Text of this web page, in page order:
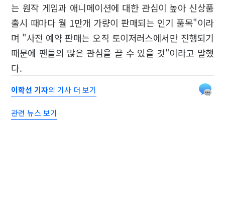
는 원작 게임과 애니메이션에 대한 관심이 높아 신상품
출시 때마다 월 1만개 가량이 판매되는 인기 품목"이라
며 "사전 예약 판매는 오직 토이저러스에서만 진행되기
때문에 팬들의 많은 관심을 끌 수 있을 것"이라고 말했
다.
이학선 기자의 기사 더 보기
관련 뉴스 보기